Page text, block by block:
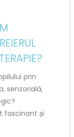
prin
senzorială,
fascinant și